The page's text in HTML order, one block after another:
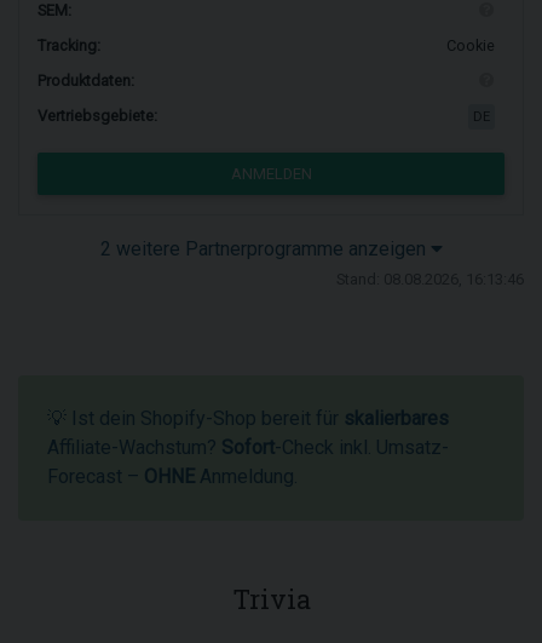
SEM:
Tracking:
Cookie
Produktdaten:
Vertriebsgebiete:
ANMELDEN
2 weitere Partnerprogramme anzeigen
💡 Ist dein Shopify-Shop bereit für skalierbares
Affiliate-Wachstum? Sofort-Check inkl. Umsatz-
Forecast – OHNE Anmeldung.
Trivia